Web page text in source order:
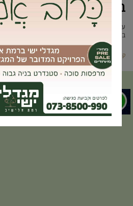
ברחבי הדיגיטל
עם כל היתרונות שקיימים בבחירה בפרסום
בגוגל, וקידום ממומן ברשתות החברתיות, קיים
קרא עוד ←